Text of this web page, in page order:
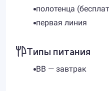
полотенца
первая линия
Типы питания
BB — завтрак